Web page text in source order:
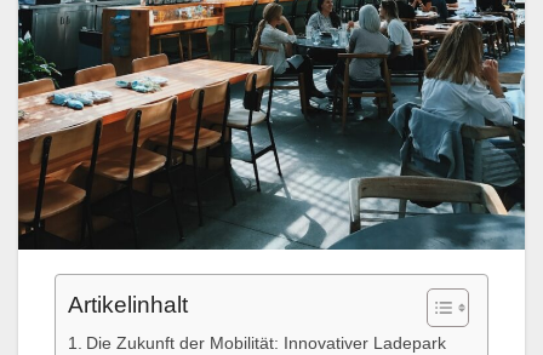
Artikelinhalt
Die Zukunft der Mobilität: Innovativer Ladepark